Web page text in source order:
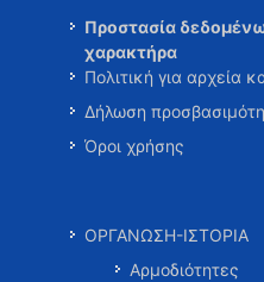
Προστασία
χαρακτήρα
Πολιτική για αρχεία
Δήλωση
Όροι χρήσης
ΟΡΓΑΝΩΣΗ-ΙΣΤΟΡΙΑ
Αρμοδιότητες